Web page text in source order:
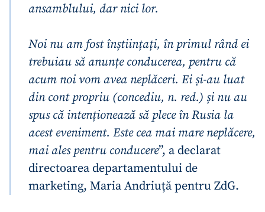
ansamblului, dar nici lor.
Noi nu am fost înștiințați, în primul rând ei
trebuiau să anunțe conducerea, pentru că
acum noi vom avea neplăceri. Ei și-au luat
din cont propriu (concediu, n. red.) și nu au
spus că intenționează să plece în Rusia la
acest eveniment. Este cea mai mare neplăcere,
mai ales pentru conducere”, a declarat
directoarea departamentului de
marketing, Maria Andriuță pentru ZdG.